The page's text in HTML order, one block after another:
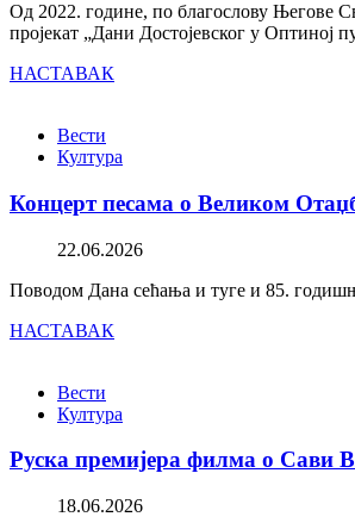
Од 2022. године, по благослову Његове
пројекат „Дани Достојевског у Оптиној
НАСТАВАК
Вести
Култура
Концерт песама о Великом
22.06.2026
Поводом Дана сећања и туге и 85.
НАСТАВАК
Вести
Култура
Руска премијера филма о Сави
18.06.2026